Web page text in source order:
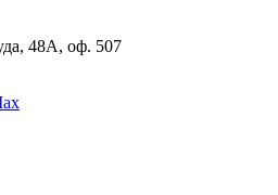
48А, оф. 507